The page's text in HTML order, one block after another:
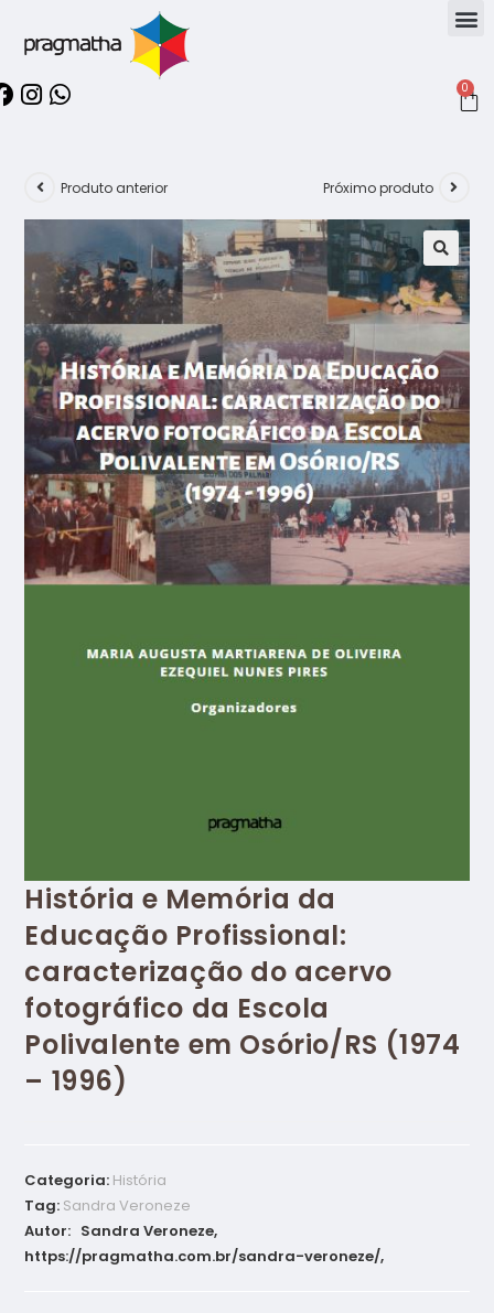
0
Produto anterior Próximo produto
História e Memória da
Educação Profissional:
caracterização do acervo
fotográfico da Escola
Polivalente em Osório/RS (1974
– 1996)
Categoria: História
Tag: Sandra Veroneze
Autor: Sandra Veroneze,
https://pragmatha.com.br/sandra-veroneze/,